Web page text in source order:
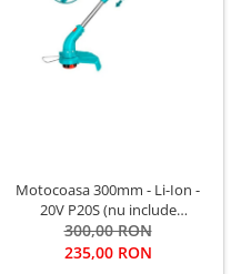
Motocoasa 300mm - Li-Ion -
20V P20S (nu include
acumulator si incarcator)
NEW
300,00 RON
235,00 RON